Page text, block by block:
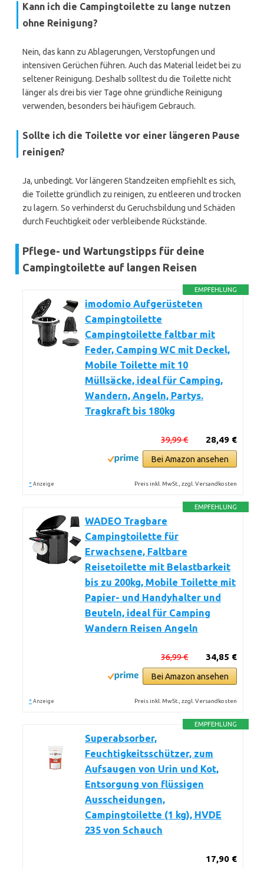
Kann ich die Campingtoilette zu lange nutzen
ohne Reinigung?
Nein, das kann zu Ablagerungen, Verstopfungen und
intensiven Gerüchen führen. Auch das Material leidet bei zu
seltener Reinigung. Deshalb solltest du die Toilette nicht
länger als drei bis vier Tage ohne gründliche Reinigung
verwenden, besonders bei häufigem Gebrauch.
Sollte ich die Toilette vor einer längeren Pause
reinigen?
Ja, unbedingt. Vor längeren Standzeiten empfiehlt es sich,
die Toilette gründlich zu reinigen, zu entleeren und trocken
zu lagern. So verhinderst du Geruchsbildung und Schäden
durch Feuchtigkeit oder verbleibende Rückstände.
Pflege- und Wartungstipps für deine
Campingtoilette auf langen Reisen
EMPFEHLUNG
imodomio Aufgerüsteten
Campingtoilette
Campingtoilette faltbar mit
Feder, Camping WC mit Deckel,
Mobile Toilette mit 10
Müllsäcke, ideal für Camping,
Wandern, Angeln, Partys.
Tragkraft bis 180kg
28,49 €
39,99 €
Bei Amazon ansehen
* Anzeige Preis inkl. MwSt., zzgl. Versandkosten
EMPFEHLUNG
WADEO Tragbare
Campingtoilette für
Erwachsene, Faltbare
Reisetoilette mit Belastbarkeit
bis zu 200kg, Mobile Toilette mit
Papier- und Handyhalter und
Beuteln, ideal für Camping
Wandern Reisen Angeln
34,85 €
36,99 €
Bei Amazon ansehen
* Anzeige Preis inkl. MwSt., zzgl. Versandkosten
EMPFEHLUNG
Superabsorber,
Feuchtigkeitsschützer, zum
Aufsaugen von Urin und Kot,
Entsorgung von flüssigen
Ausscheidungen,
Campingtoilette (1 kg), HVDE
235 von Schauch
17,90 €